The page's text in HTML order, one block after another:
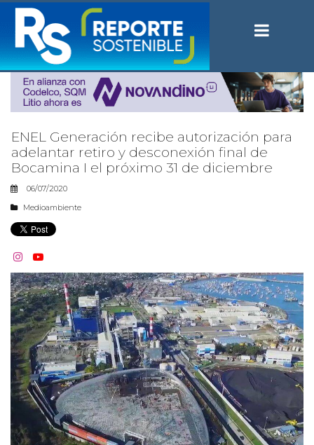
ENEL Generación recibe autorización para
adelantar retiro y desconexión final de
Bocamina I el próximo 31 de diciembre
06/07/2020
Medioambiente
 